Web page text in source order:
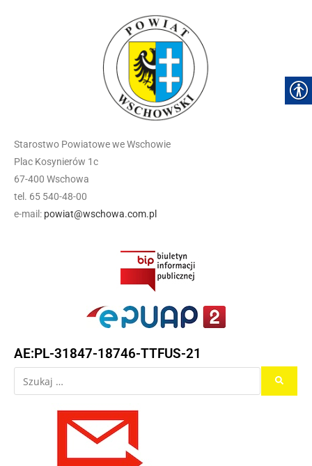
Starostwo Powiatowe we Wschowie
Plac Kosynierów 1c
67-400 Wschowa
tel. 65 540-48-00
e-mail: powiat@wschowa.com.pl
AE:PL-31847-18746-TTFUS-21